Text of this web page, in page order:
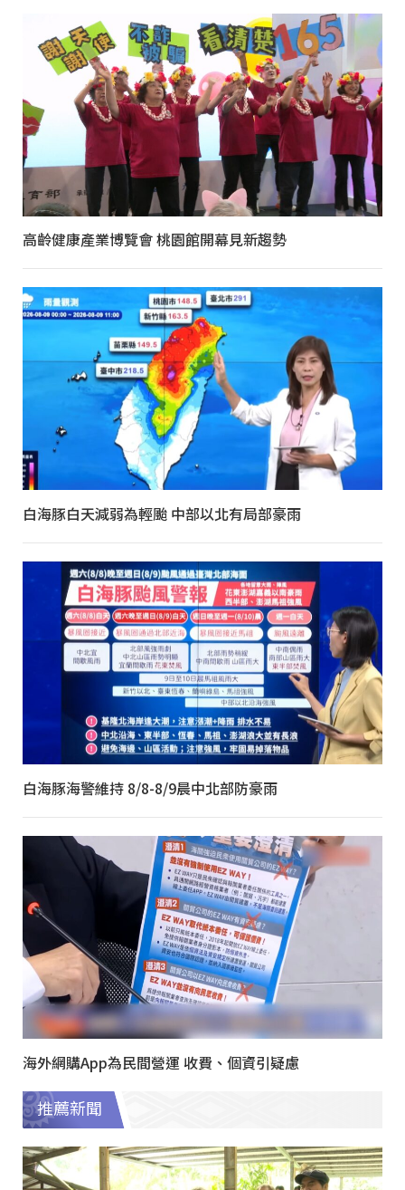
高齡健康產業博覽會 桃園館開幕見新趨勢
白海豚白天減弱為輕颱 中部以北有局部豪雨
白海豚海警維持 8/8-8/9晨中北部防豪雨
海外網購App為民間營運 收費、個資引疑慮
推薦新聞